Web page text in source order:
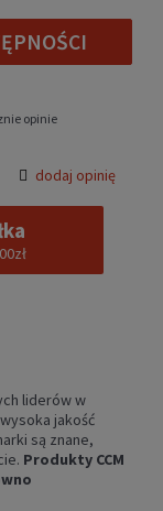
opinie
dodaj opinię
liderów w
jakość
są znane,
Produkty CCM